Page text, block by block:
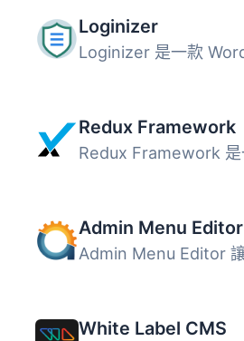
Loginizer
Redux Framework
Admin Menu Editor
White Label CMS